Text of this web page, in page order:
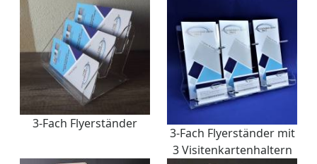
3-Fach Flyerständer
3-Fach Flyerständer mit
3 Visitenkartenhaltern